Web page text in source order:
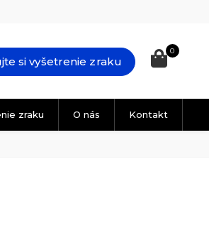
si vyšetrenie zraku
0
zraku O nás Kontakt